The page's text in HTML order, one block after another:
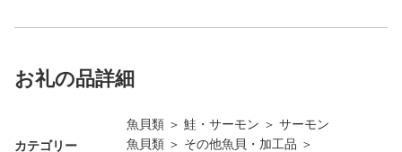
お礼の品詳細
カテゴリー
魚貝類 ＞ 鮭・サーモン ＞ サーモン
魚貝類 ＞ その他魚貝・加工品 ＞